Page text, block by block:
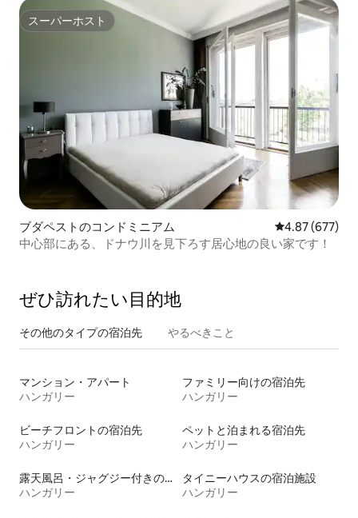
スーパーホスト
スーパーホスト
ブダペストのコンドミニアム レビュー677
4.87 (677)
中心部にある、ドナウ川を見下ろす居心地の良い家です！
ぜひ訪⁠れ⁠た⁠い目⁠的⁠地
その他のタ⁠イ⁠プ⁠の宿⁠泊⁠先 やるべきこと
マンション・アパート
ハンガリー
ファミリー向けの宿泊先
ハンガリー
ビーチフロントの宿泊先
ハンガリー
ペットと泊まれる宿泊先
ハンガリー
露天風呂・ジャグジー付きの宿泊施設
ハンガリー
タイニーハウスの宿泊施設
ハンガリー